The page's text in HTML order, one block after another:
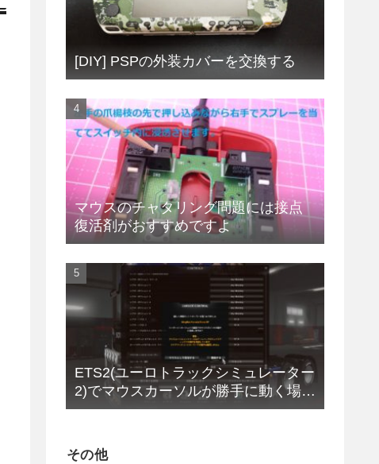
[DIY] PSPの外装カバーを交換する
マウスのチャタリング問題には接点
復活剤がおすすめですよ
ETS2(ユーロトラックシミュレーター
2)でマウスカーソルが勝手に動く場合
の解決法(改定版)
その他